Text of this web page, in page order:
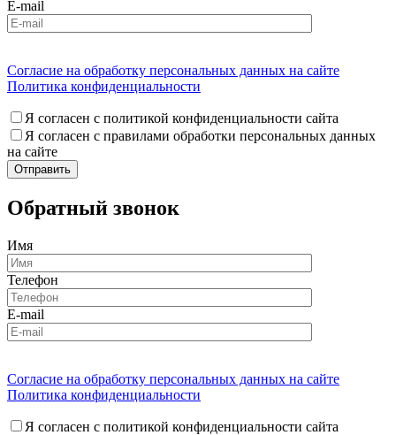
E-mail
Согласие на обработку персональных данных на сайте
Политика конфиденциальности
Я согласен с политикой конфиденциальности сайта
Я согласен с правилами обработки персональных данных
на сайте
Обратный звонок
Имя
Телефон
E-mail
Согласие на обработку персональных данных на сайте
Политика конфиденциальности
Я согласен с политикой конфиденциальности сайта